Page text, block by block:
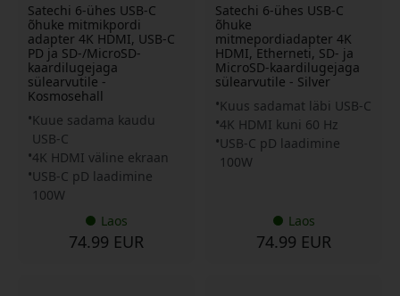
Satechi 6-ühes USB-C
õhuke mitmikpordi
adapter 4K HDMI, USB-C
PD ja SD-/MicroSD-
kaardilugejaga
sülearvutile -
Kosmosehall
Kuue sadama kaudu
USB-C
4K HDMI väline ekraan
USB-C pD laadimine
100W
Laos
74.99 EUR
Satechi 6-ühes USB-C
õhuke
mitmepordiadapter 4K
HDMI, Etherneti, SD- ja
MicroSD-kaardilugejaga
sülearvutile - Silver
Kuus sadamat läbi USB-C
4K HDMI kuni 60 Hz
USB-C pD laadimine
100W
Laos
74.99 EUR